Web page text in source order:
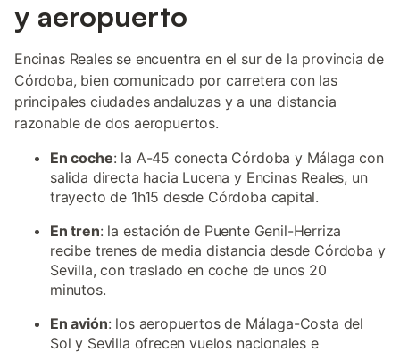
y aeropuerto
Encinas Reales se encuentra en el sur de la provincia de
Córdoba, bien comunicado por carretera con las
principales ciudades andaluzas y a una distancia
razonable de dos aeropuertos.
En coche: la A-45 conecta Córdoba y Málaga con
salida directa hacia Lucena y Encinas Reales, un
trayecto de 1h15 desde Córdoba capital.
En tren: la estación de Puente Genil-Herriza
recibe trenes de media distancia desde Córdoba y
Sevilla, con traslado en coche de unos 20
minutos.
En avión: los aeropuertos de Málaga-Costa del
Sol y Sevilla ofrecen vuelos nacionales e